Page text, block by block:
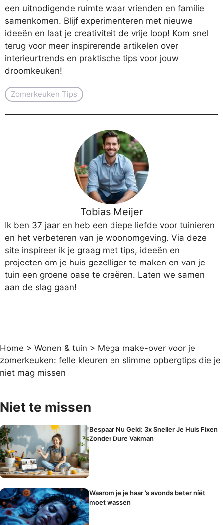
een uitnodigende ruimte waar vrienden en familie
samenkomen. Blijf experimenteren met nieuwe
ideeën en laat je creativiteit de vrije loop! Kom snel
terug voor meer inspirerende artikelen over
interieurtrends en praktische tips voor jouw
droomkeuken!
Zomerkeuken Tips
Tobias Meijer
Ik ben 37 jaar en heb een diepe liefde voor tuinieren
en het verbeteren van je woonomgeving. Via deze
site inspireer ik je graag met tips, ideeën en
projecten om je huis gezelliger te maken en van je
tuin een groene oase te creëren. Laten we samen
aan de slag gaan!
Home > Wonen & tuin > Mega make-over voor je
zomerkeuken: felle kleuren en slimme opbergtips die je
niet mag missen
Niet te missen
Bespaar Nu Geld: 3x Sneller Je Huis Fixen
Zonder Dure Vakman
Waarom je je haar ’s avonds beter níét
moet wassen